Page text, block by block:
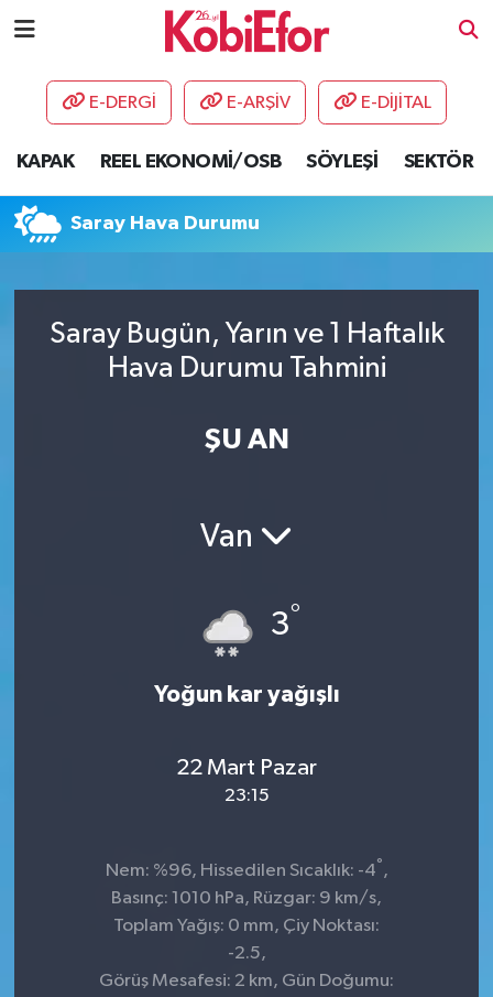
E-DERGİ E-ARŞİV E-DİJİTAL
KAPAK REEL EKONOMİ/OSB SÖYLEŞİ SEKTÖR
Saray Hava Durumu
Saray Bugün, Yarın ve 1 Haftalık
Hava Durumu Tahmini
ŞU AN
Van
3°
Yoğun kar yağışlı
22 Mart Pazar
23:15
Nem: %96, Hissedilen Sıcaklık: -4° ,
Basınç: 1010 hPa, Rüzgar: 9 km/s,
Toplam Yağış: 0 mm, Çiy Noktası:
-2.5,
Görüş Mesafesi: 2 km, Gün Doğumu:
AKADEMİ
DESTEK-TEŞVİK
ETKİNLİK
HABERLER